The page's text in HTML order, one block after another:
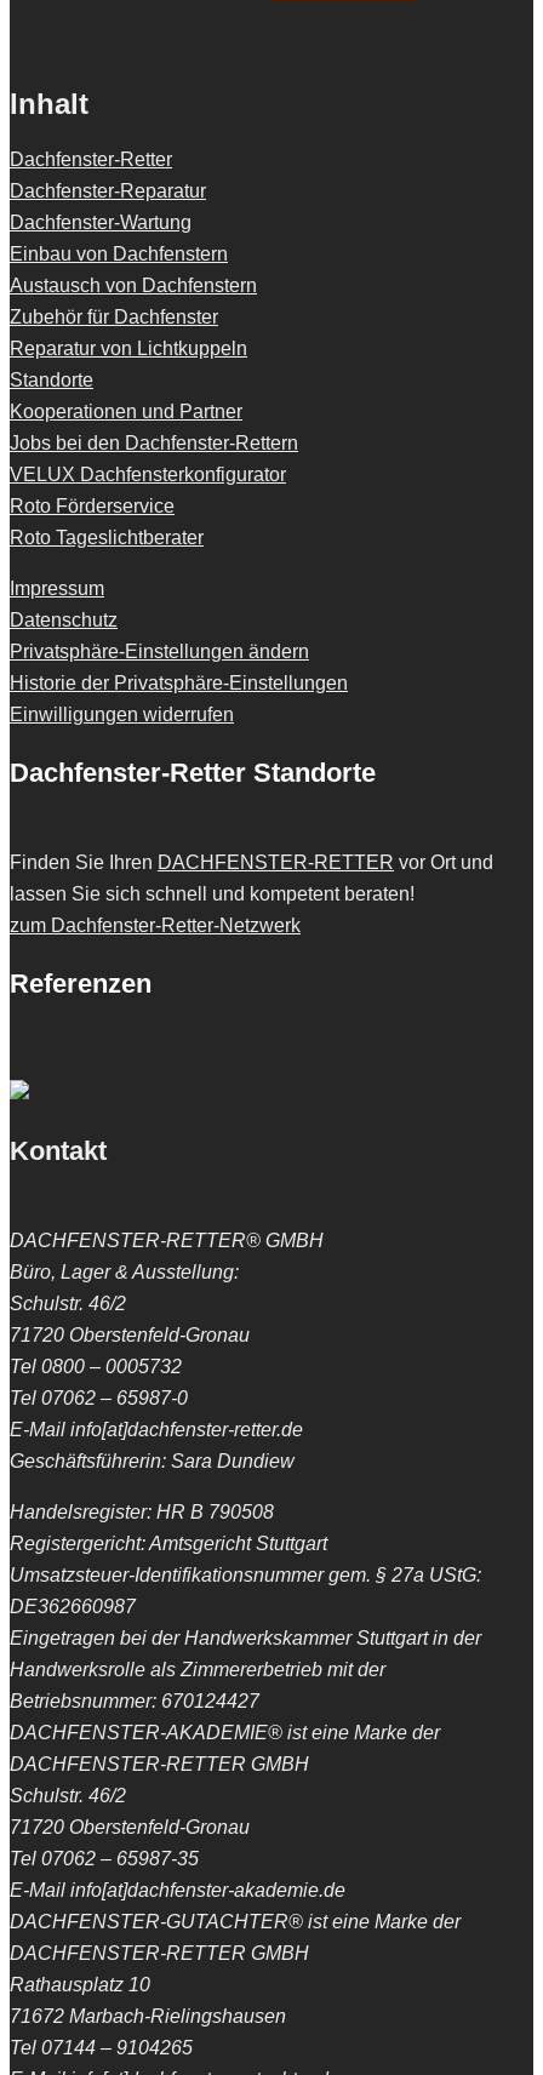
Inhalt
Dachfenster-Retter
Dachfenster-Reparatur
Dachfenster-Wartung
Einbau von Dachfenstern
Austausch von Dachfenstern
Zubehör für Dachfenster
Reparatur von Lichtkuppeln
Standorte
Kooperationen und Partner
Jobs bei den Dachfenster-Rettern
VELUX Dachfensterkonfigurator
Roto Förderservice
Roto Tageslichtberater
Impressum
Datenschutz
Privatsphäre-Einstellungen ändern
Historie der Privatsphäre-Einstellungen
Einwilligungen widerrufen
Dachfenster-Retter Standorte
Finden Sie Ihren DACHFENSTER-RETTER vor Ort und
lassen Sie sich schnell und kompetent beraten!
zum Dachfenster-Retter-Netzwerk
Referenzen
Kontakt
DACHFENSTER-RETTER® GMBH
Büro, Lager & Ausstellung:
Schulstr. 46/2
71720 Oberstenfeld-Gronau
Tel 0800 – 0005732
Tel 07062 – 65987-0
E-Mail info[at]dachfenster-retter.de
Geschäftsführerin: Sara Dundiew
Handelsregister: HR B 790508
Registergericht: Amtsgericht Stuttgart
Umsatzsteuer-Identifikationsnummer gem. § 27a UStG:
DE362660987
Eingetragen bei der Handwerkskammer Stuttgart in der
Handwerksrolle als Zimmererbetrieb mit der
Betriebsnummer: 670124427
DACHFENSTER-AKADEMIE® ist eine Marke der
DACHFENSTER-RETTER GMBH
Schulstr. 46/2
71720 Oberstenfeld-Gronau
Tel 07062 – 65987-35
E-Mail info[at]dachfenster-akademie.de
DACHFENSTER-GUTACHTER® ist eine Marke der
DACHFENSTER-RETTER GMBH
Rathausplatz 10
71672 Marbach-Rielingshausen
Tel 07144 – 9104265